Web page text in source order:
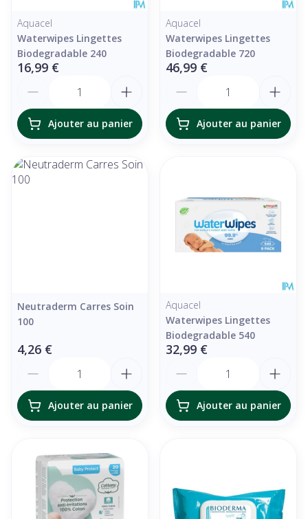
Aquacel
Waterwipes Lingettes
Biodegradable 240
16,99 €
Ajouter au panier
Aquacel
Waterwipes Lingettes
Biodegradable 720
46,99 €
Ajouter au panier
Neutraderm Carres Soin
100
4,26 €
Ajouter au panier
Aquacel
Waterwipes Lingettes
Biodegradable 540
32,99 €
Ajouter au panier